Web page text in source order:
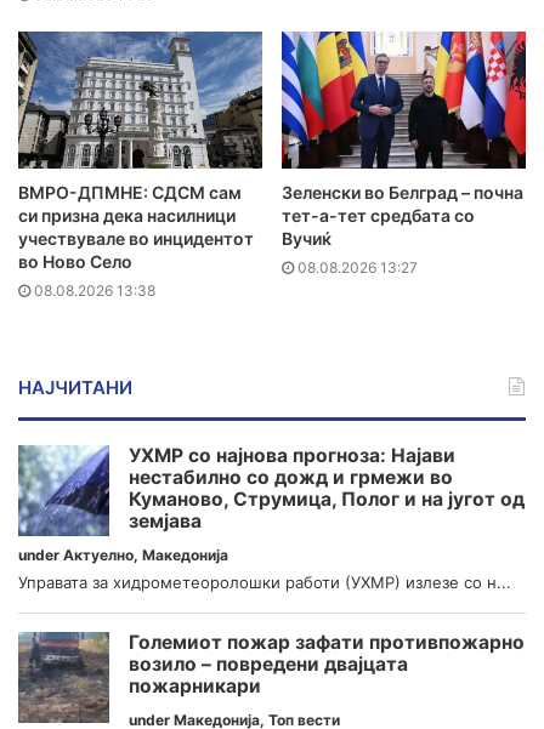
ВМРО-ДПМНЕ: СДСМ сам
си призна дека насилници
учествувале во инцидентот
во Ново Село
08.08.2026 13:38
Зеленски во Белград – почна
тет-а-тет средбата со
Вучиќ
08.08.2026 13:27
НАЈЧИТАНИ
УХМР со најнова прогноза: Најави
нестабилно со дожд и грмежи во
Куманово, Струмица, Полог и на југот од
земјава
under Актуелно, Македонија
Управата за хидрометеоролошки работи (УХМР) излезе со н...
Големиот пожар зафати противпожарно
возило – повредени двајцата
пожарникари
under Македонија, Топ вести